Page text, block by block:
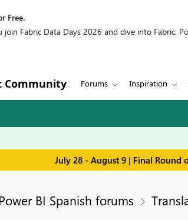
Free.
Fabric Data Days 2026 and dive into Fabric,
Community Forums Inspiration
July 28 - August 9 | Final Round
Power BI Spanish forums